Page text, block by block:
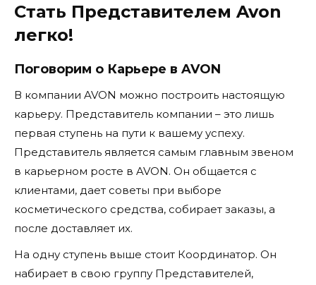
Стать Представителем Avon
легко!
Поговорим о Карьере в AVON
В компании AVON можно построить настоящую
карьеру. Представитель компании – это лишь
первая ступень на пути к вашему успеху.
Представитель является самым главным звеном
в карьерном росте в AVON. Он общается с
клиентами, дает советы при выборе
косметического средства, собирает заказы, а
после доставляет их.
На одну ступень выше стоит Координатор. Он
набирает в свою группу Представителей,